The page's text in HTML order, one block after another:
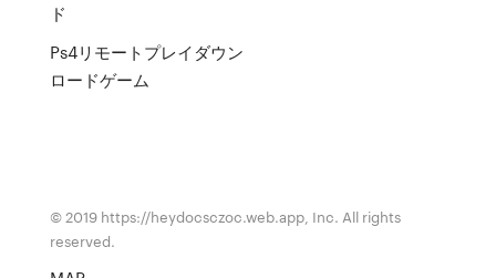
ド
Ps4リモートプレイダウン
ロードゲーム
© 2019 https://heydocsczoc.web.app, Inc. All rights
reserved.